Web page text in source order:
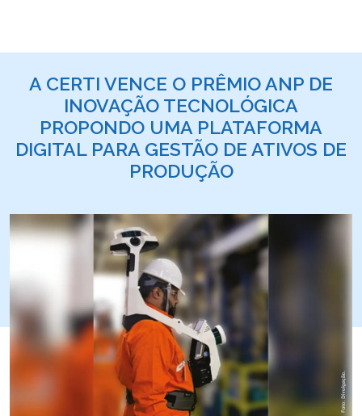
A CERTI VENCE O PRÊMIO ANP DE
INOVAÇÃO TECNOLÓGICA
PROPONDO UMA PLATAFORMA
DIGITAL PARA GESTÃO DE ATIVOS DE
PRODUÇÃO